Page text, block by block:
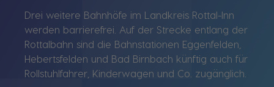
Drei weitere Bahnhöfe im Landkreis Rottal-Inn
werden barrierefrei. Auf der Strecke entlang der
Rottalbahn sind die Bahnstationen Eggenfelden,
Hebertsfelden und Bad Birnbach künftig auch für
Rollstuhlfahrer, Kinderwagen und Co. zugänglich.